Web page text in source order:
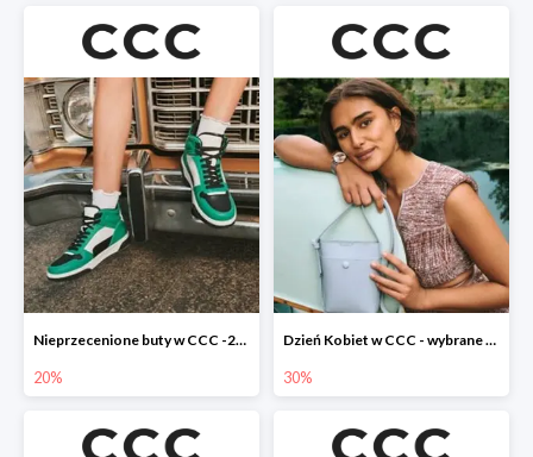
Nieprzecenione buty w CCC -20%
20%
Dzień Kobiet w CCC - wybrane torebki i buty do -30%
30%